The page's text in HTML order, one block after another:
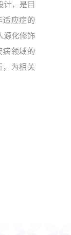
计，是目
适应症的
源化修饰
病领域的
，为相关